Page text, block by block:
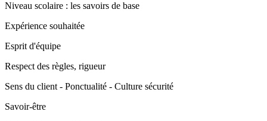
Niveau scolaire : les savoirs de base
Expérience souhaitée
Esprit d'équipe
Respect des règles, rigueur
Sens du client - Ponctualité - Culture sécurité
Savoir-être